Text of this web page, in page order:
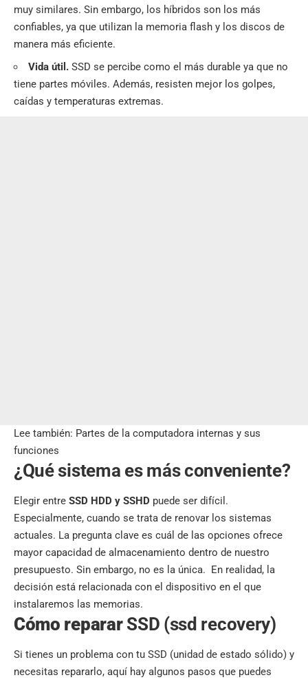
muy similares. Sin embargo, los híbridos son los más
confiables, ya que utilizan la memoria flash y los discos de
manera más eficiente.
Vida útil. SSD se percibe como el más durable ya que no
tiene partes móviles. Además, resisten mejor los golpes,
caídas y temperaturas extremas.
Lee también: Partes de la computadora internas y sus
funciones
¿Qué sistema es más conveniente?
Elegir entre SSD HDD y SSHD puede ser difícil.
Especialmente, cuando se trata de renovar los sistemas
actuales. La pregunta clave es cuál de las opciones ofrece
mayor capacidad de almacenamiento dentro de nuestro
presupuesto. Sin embargo, no es la única. En realidad, la
decisión está relacionada con el dispositivo en el que
instalaremos las memorias.
Cómo reparar SSD (ssd recovery)
Si tienes un problema con tu SSD (unidad de estado sólido) y
necesitas repararlo, aquí hay algunos pasos que puedes